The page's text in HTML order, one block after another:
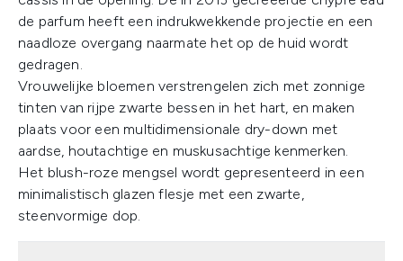
de parfum heeft een indrukwekkende projectie en een
naadloze overgang naarmate het op de huid wordt
gedragen.
Vrouwelijke bloemen verstrengelen zich met zonnige
tinten van rijpe zwarte bessen in het hart, en maken
plaats voor een multidimensionale dry-down met
aardse, houtachtige en muskusachtige kenmerken.
Het blush-roze mengsel wordt gepresenteerd in een
minimalistisch glazen flesje met een zwarte,
steenvormige dop.